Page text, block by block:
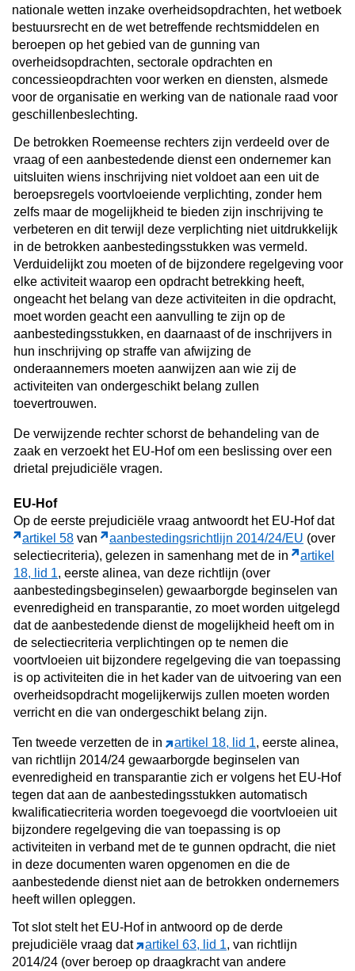
nationale wetten inzake overheidsopdrachten, het wetboek
bestuursrecht en de wet betreffende rechtsmiddelen en
beroepen op het gebied van de gunning van
overheidsopdrachten, sectorale opdrachten en
concessieopdrachten voor werken en diensten, alsmede
voor de organisatie en werking van de nationale raad voor
geschillenbeslechting.
De betrokken Roemeense rechters zijn verdeeld over de
vraag of een aanbestedende dienst een ondernemer kan
uitsluiten wiens inschrijving niet voldoet aan een uit de
beroepsregels voortvloeiende verplichting, zonder hem
zelfs maar de mogelijkheid te bieden zijn inschrijving te
verbeteren en dit terwijl deze verplichting niet uitdrukkelijk
in de betrokken aanbestedingsstukken was vermeld.
Verduidelijkt zou moeten of de bijzondere regelgeving voor
elke activiteit waarop een opdracht betrekking heeft,
ongeacht het belang van deze activiteiten in die opdracht,
moet worden geacht een aanvulling te zijn op de
aanbestedingsstukken, en daarnaast of de inschrijvers in
hun inschrijving op straffe van afwijzing de
onderaannemers moeten aanwijzen aan wie zij de
activiteiten van ondergeschikt belang zullen
toevertrouwen.
De verwijzende rechter schorst de behandeling van de
zaak en verzoekt het EU-Hof om een beslissing over een
drietal prejudiciële vragen.
EU-Hof
Op de eerste prejudiciële vraag antwoordt het EU-Hof dat
artikel 58 van aanbestedingsrichtlijn 2014/24/EU (over
selectiecriteria), gelezen in samenhang met de in
artikel
18, lid 1, eerste alinea, van deze richtlijn (over
aanbestedingsbeginselen) gewaarborgde beginselen van
evenredigheid en transparantie, zo moet worden uitgelegd
dat de aanbestedende dienst de mogelijkheid heeft om in
de selectiecriteria verplichtingen op te nemen die
voortvloeien uit bijzondere regelgeving die van toepassing
is op activiteiten die in het kader van de uitvoering van een
overheidsopdracht mogelijkerwijs zullen moeten worden
verricht en die van ondergeschikt belang zijn.
Ten tweede verzetten de in artikel 18, lid 1, eerste alinea,
van richtlijn 2014/24 gewaarborgde beginselen van
evenredigheid en transparantie zich er volgens het EU-Hof
tegen dat aan de aanbestedingsstukken automatisch
kwalificatiecriteria worden toegevoegd die voortvloeien uit
bijzondere regelgeving die van toepassing is op
activiteiten in verband met de te gunnen opdracht, die niet
in deze documenten waren opgenomen en die de
aanbestedende dienst niet aan de betrokken ondernemers
heeft willen opleggen.
Tot slot stelt het EU-Hof in antwoord op de derde
prejudiciële vraag dat
artikel 63, lid 1, van richtlijn
2014/24 (over beroep op draagkracht van andere